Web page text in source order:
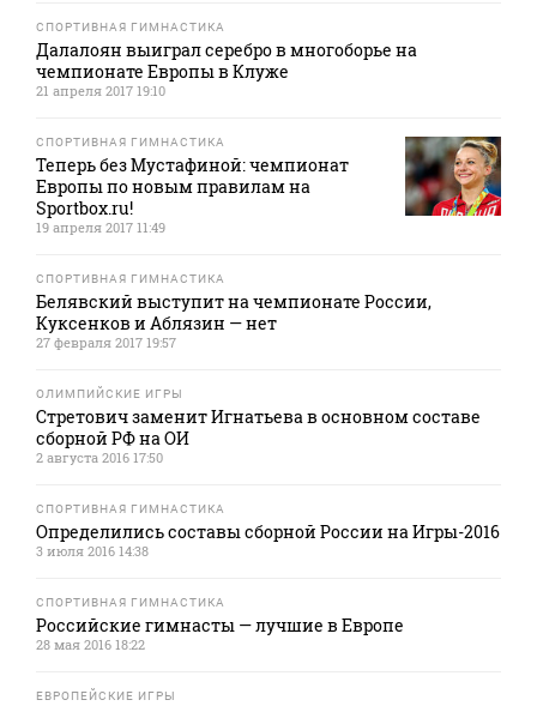
СПОРТИВНАЯ ГИМНАСТИКА
Далалоян выиграл серебро в многоборье на
чемпионате Европы в Клуже
21 апреля 2017 19:10
СПОРТИВНАЯ ГИМНАСТИКА
Теперь без Мустафиной: чемпионат
Европы по новым правилам на
Sportbox.ru!
19 апреля 2017 11:49
СПОРТИВНАЯ ГИМНАСТИКА
Белявский выступит на чемпионате России,
Куксенков и Аблязин — нет
27 февраля 2017 19:57
ОЛИМПИЙСКИЕ ИГРЫ
Стретович заменит Игнатьева в основном составе
сборной РФ на ОИ
2 августа 2016 17:50
СПОРТИВНАЯ ГИМНАСТИКА
Определились составы сборной России на Игры-2016
3 июля 2016 14:38
СПОРТИВНАЯ ГИМНАСТИКА
Российские гимнасты — лучшие в Европе
28 мая 2016 18:22
ЕВРОПЕЙСКИЕ ИГРЫ